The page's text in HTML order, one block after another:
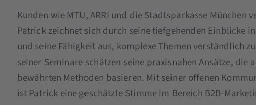
Kunden wie MTU, ARRI und die Stadtsparkasse München
Patrick zeichnet sich durch seine tiefgehenden Einblicke
und seine Fähigkeit aus, komplexe Themen verständlich
seiner Seminare schätzen seine praxisnahen Ansätze, die
bewährten Methoden basieren. Mit seiner offenen
ist Patrick eine geschätzte Stimme im Bereich B2B-